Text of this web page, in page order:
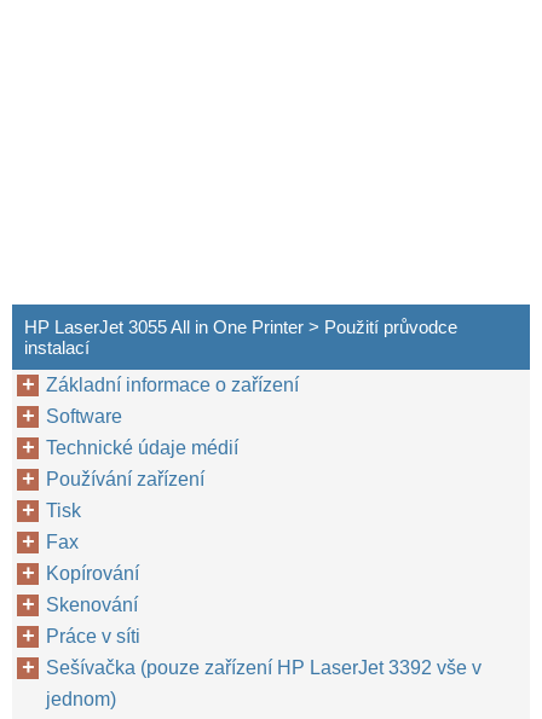
HP LaserJet 3055 All in One Printer > Použití průvodce
instalací
Základní informace o zařízení
Software
Technické údaje médií
Používání zařízení
Tisk
Fax
Kopírování
Skenování
Práce v síti
Sešívačka (pouze zařízení HP LaserJet 3392 vše v
jednom)